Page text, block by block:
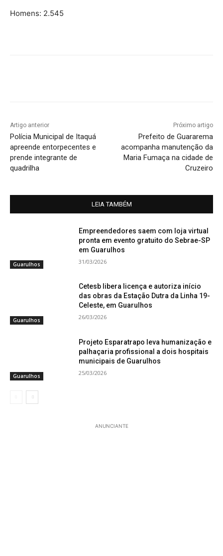
Homens: 2.545
Artigo anterior
Polícia Municipal de Itaquá
apreende entorpecentes e
prende integrante de
quadrilha
Próximo artigo
Prefeito de Guararema
acompanha manutenção da
Maria Fumaça na cidade de
Cruzeiro
LEIA TAMBÉM
Guarulhos
Empreendedores saem com loja virtual
pronta em evento gratuito do Sebrae-SP
em Guarulhos
31/03/2026
Guarulhos
Cetesb libera licença e autoriza início
das obras da Estação Dutra da Linha 19-
Celeste, em Guarulhos
26/03/2026
Guarulhos
Projeto Esparatrapo leva humanização e
palhaçaria profissional a dois hospitais
municipais de Guarulhos
25/03/2026
ANUNCIANTE